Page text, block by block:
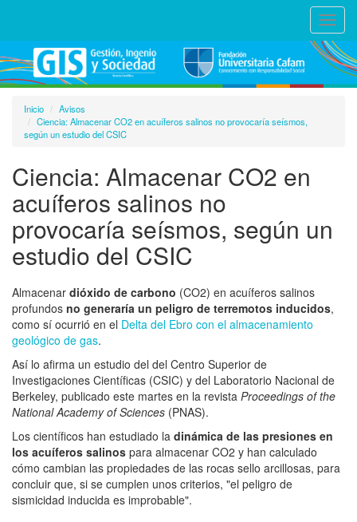
Inicio
Avisos
Ciencia: Almacenar CO2 en acuíferos salinos no provocaría seísmos,
según un estudio del CSIC
Ciencia: Almacenar CO2 en
acuíferos salinos no
provocaría seísmos, según un
estudio del CSIC
Almacenar dióxido de carbono (CO2) en acuíferos salinos
profundos no generaría un peligro de terremotos inducidos,
como sí ocurrió en el Delta del Ebro con el almacenamiento
geológico de gas.
Así lo afirma un estudio del del Centro Superior de
Investigaciones Científicas (CSIC) y del Laboratorio Nacional de
Berkeley, publicado este martes en la revista Proceedings of the
National Academy of Sciences (PNAS).
Los científicos han estudiado la dinámica de las presiones en
los acuíferos salinos para almacenar CO2 y han calculado
cómo cambian las propiedades de las rocas sello arcillosas, para
concluir que, si se cumplen unos criterios, "el peligro de
sismicidad inducida es improbable".